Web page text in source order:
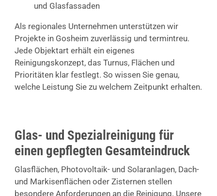
und Glasfassaden
Als regionales Unternehmen unterstützen wir
Projekte in Gosheim zuverlässig und termintreu.
Jede Objektart erhält ein eigenes
Reinigungskonzept, das Turnus, Flächen und
Prioritäten klar festlegt. So wissen Sie genau,
welche Leistung Sie zu welchem Zeitpunkt erhalten.
Glas- und Spezialreinigung für
einen gepflegten Gesamteindruck
Glasflächen, Photovoltaik- und Solaranlagen, Dach-
und Markisenflächen oder Zisternen stellen
besondere Anforderungen an die Reinigung. Unsere